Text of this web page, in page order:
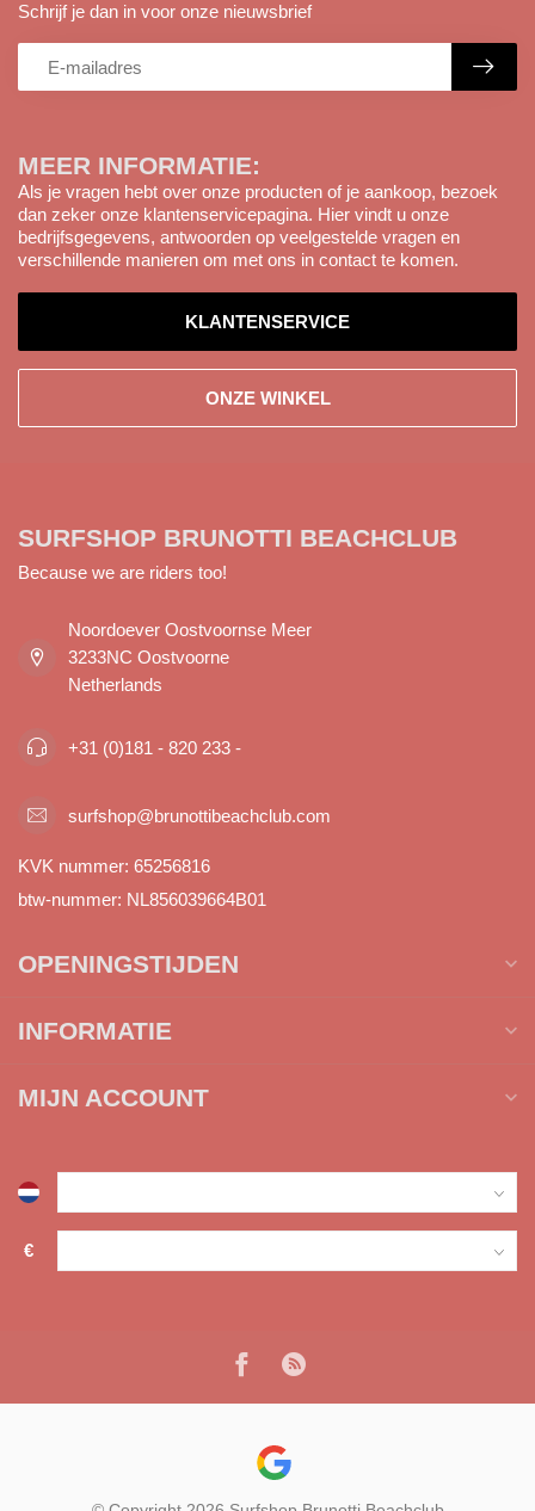
MEER INFORMATIE:
Als je vragen hebt over onze producten of je aankoop, bezoek
dan zeker onze klantenservicepagina. Hier vindt u onze
bedrijfsgegevens, antwoorden op veelgestelde vragen en
verschillende manieren om met ons in contact te komen.
KLANTENSERVICE
ONZE WINKEL
Schrijf je dan in voor onze nieuwsbrief
SURFSHOP BRUNOTTI BEACHCLUB
Because we are riders too!
Noordoever Oostvoornse Meer
3233NC Oostvoorne
Netherlands
+31 (0)181 - 820 233 -
surfshop@brunottibeachclub.com
KVK nummer: 65256816
btw-nummer: NL856039664B01
OPENINGSTIJDEN
INFORMATIE
MIJN ACCOUNT
€